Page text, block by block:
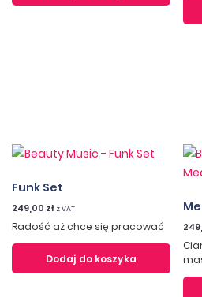
Funk Set
249,00 zł z VAT
Radość aż chce się pracować
Dodaj do koszyka